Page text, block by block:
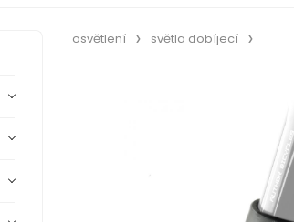
osvětlení světla dobíjecí